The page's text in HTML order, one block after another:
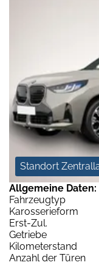
Standort
Allgemeine Daten:
Fahrzeugtyp
Karosserieform
Erst-Zul.
Getriebe
Kilometerstand
Anzahl der Türen